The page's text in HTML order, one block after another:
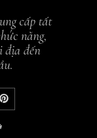
cấp tất
năng,
địa đến